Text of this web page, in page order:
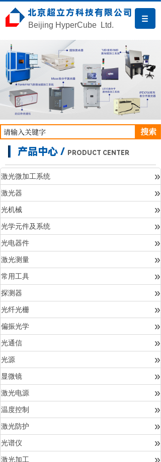
北京超立方科技有限公司
Beijing HyperCube Ltd.
搜索
产品中心 / PRODUCT CENTER
激光微加工系统 »
激光器 »
光机械 »
光学元件及系统 »
光电器件 »
激光测量 »
常用工具 »
探测器 »
光纤光栅 »
偏振光学 »
光通信 »
光源 »
显微镜 »
激光电源 »
温度控制 »
激光防护 »
光谱仪 »
激光加工 »